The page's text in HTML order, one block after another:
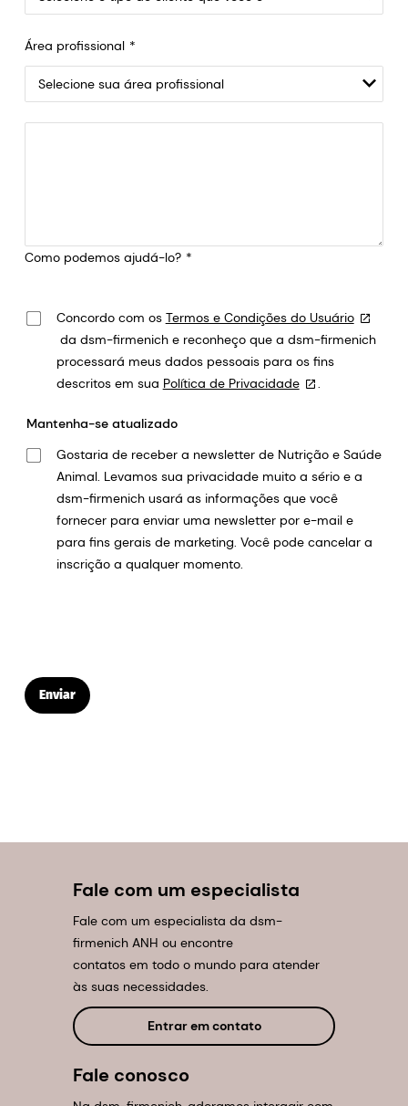
Área profissional
Como podemos ajudá-lo?
Concordo com os Termos e Condições do Usuário
da dsm-firmenich e reconheço que a dsm-firmenich
processará meus dados pessoais para os fins
descritos em sua Política de Privacidade .
Mantenha-se atualizado
Gostaria de receber a newsletter de Nutrição e Saúde
Animal. Levamos sua privacidade muito a sério e a
dsm-firmenich usará as informações que você
fornecer para enviar uma newsletter por e-mail e
para fins gerais de marketing. Você pode cancelar a
inscrição a qualquer momento.
Enviar
Fale com um especialista
Fale com um especialista da dsm-
firmenich ANH ou encontre
contatos em todo o mundo para atender
às suas necessidades.
Entrar em contato
Fale conosco